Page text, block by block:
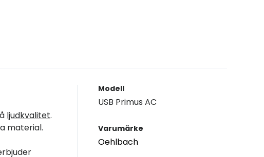
ljudkvalitet.
material.
Modell
USB Primus AC
Varumärke
Oehlbach